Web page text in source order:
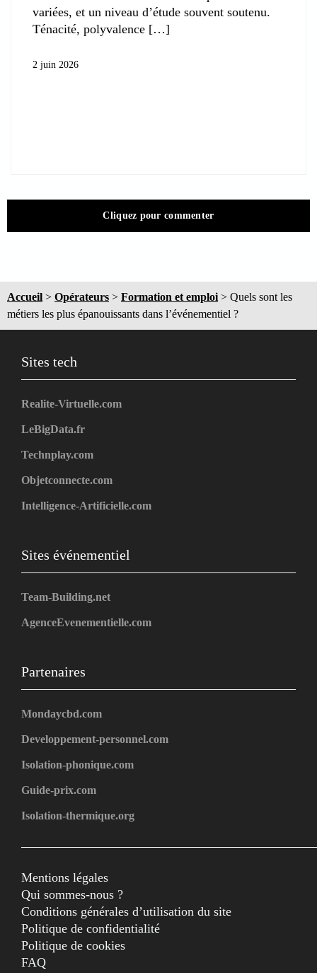
variées, et un niveau d’étude souvent soutenu.
Ténacité, polyvalence
2 juin 2026
Cliquez pour commenter
Accueil > Opérateurs > Formation et emploi > Quels sont les
métiers les plus épanouissants dans l’événementiel ?
Sites tech
Realite-Virtuelle.com
LeBigData.fr
Technplay.com
Objetconnecte.com
Intelligence-Artificielle.com
Sites événementiel
Team-Building.net
AgenceEvenementielle.com
Partenaires
Mondaycbd.com
Developpement-personnel.com
Isolation-phonique.com
Guide-prix.com
Isolation-thermique.org
Mentions légales
Qui sommes-nous ?
Conditions générales d’utilisation du site
Politique de confidentialité
Politique de cookies
FAQ